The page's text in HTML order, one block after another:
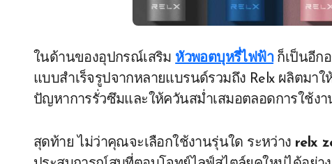
ในด้านของอุปกรณ์เสริม หัวพอตบุหรี่ไฟฟ้าก็เป็นอีก
แบบสำเร็จรูปจากหลายแบรนด์รวมถึง Relx ผลิตมาใ
ปัญหาการรั่วซึมและให้ควันสม่ำเสมอตลอดการใช้งา
สุดท้าย ไม่ว่าคุณจะเลือกใช้งานรุ่นใด ระหว่าง relx